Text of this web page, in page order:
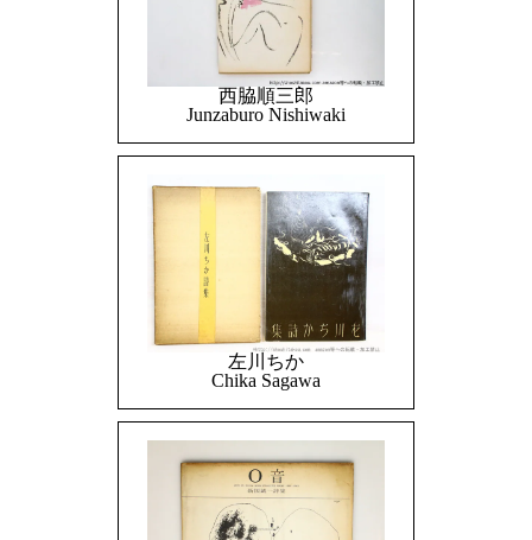
西脇順三郎
Junzaburo Nishiwaki
左川ちか
Chika Sagawa